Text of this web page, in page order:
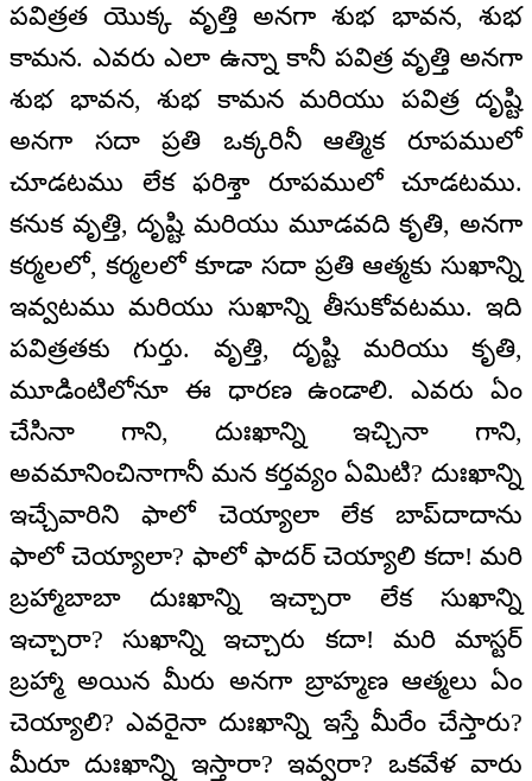
పవిత్రత యొక్క వృత్తి అనగా శుభ భావన, శుభ
కామన. ఎవరు ఎలా ఉన్నా కానీ పవిత్ర వృత్తి అనగా
శుభ భావన, శుభ కామన మరియు పవిత్ర దృష్టి
అనగా సదా ప్రతి ఒక్కరినీ ఆత్మిక రూపములో
చూడటము లేక ఫరిశ్తా రూపములో చూడటము.
కనుక వృత్తి, దృష్టి మరియు మూడవది కృతి, అనగా
కర్మలలో, కర్మలలో కూడా సదా ప్రతి ఆత్మకు సుఖాన్ని
ఇవ్వటము మరియు సుఖాన్ని తీసుకోవటము. ఇది
పవిత్రతకు గుర్తు. వృత్తి, దృష్టి మరియు కృతి,
మూడింటిలోనూ ఈ ధారణ ఉండాలి. ఎవరు ఏం
చేసినా గాని, దుఃఖాన్ని ఇచ్చినా గాని,
అవమానించినాగానీ మన కర్తవ్యం ఏమిటి? దుఃఖాన్ని
ఇచ్చేవారిని ఫాలో చెయ్యాలా లేక బాప్‌దాదాను
ఫాలో చెయ్యాలా? ఫాలో ఫాదర్ చెయ్యాలి కదా! మరి
బ్రహ్మాబాబా దుఃఖాన్ని ఇచ్చారా లేక సుఖాన్ని
ఇచ్చారా? సుఖాన్ని ఇచ్చారు కదా! మరి మాస్టర్
బ్రహ్మా అయిన మీరు అనగా బ్రాహ్మణ ఆత్మలు ఏం
చెయ్యాలి? ఎవరైనా దుఃఖాన్ని ఇస్తే మీరేం చేస్తారు?
మీరూ దుఃఖాన్ని ఇస్తారా? ఇవ్వరా? ఒకవేళ వారు